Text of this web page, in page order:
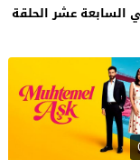
عشر الحلقة